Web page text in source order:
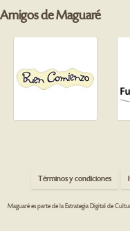
Amigos de Maguaré
Términos y condiciones
Maguaré es parte de la Estrategia Digital de